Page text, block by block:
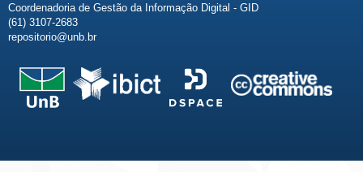
Coordenadoria de Gestão da Informação Digital - GID
(61) 3107-2683
repositorio@unb.br